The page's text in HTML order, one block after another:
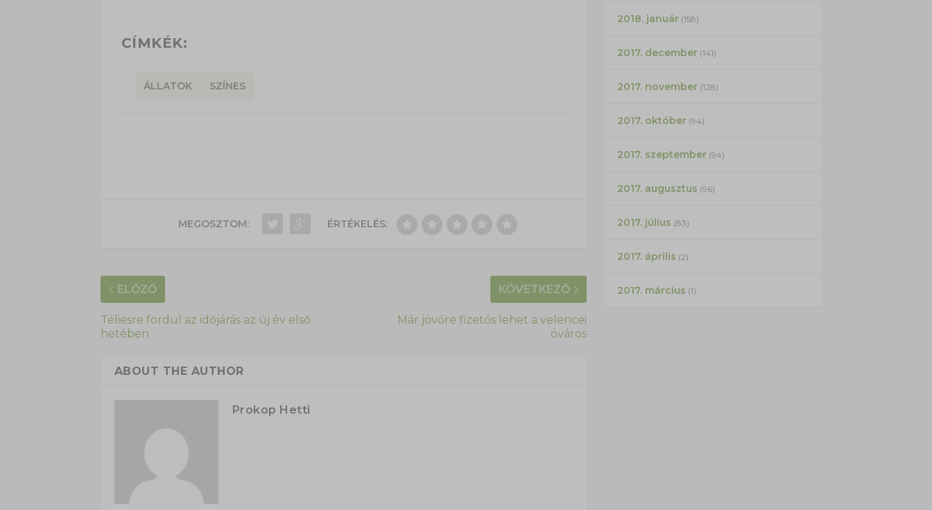
CÍMKÉK:
ÁLLATOK SZÍNES
MEGOSZTOM: ÉRTÉKELÉS:
ELŐZŐ
Téliesre fordul az időjárás az új év első
hetében
KÖVETKEZŐ
Már jövőre fizetős lehet a velencei
óváros
ABOUT THE AUTHOR
Prokop Hetti
2018. január(158)
2017. december(141)
2017. november(128)
2017. október(94)
2017. szeptember(94)
2017. augusztus (96)
2017. július (83)
2017. április (2)
2017. március (1)